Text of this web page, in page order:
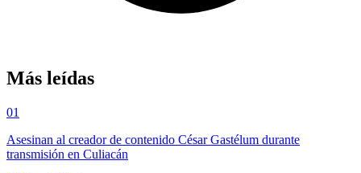
Más leídas
01
Asesinan al creador de contenido César Gastélum durante
transmisión en Culiacán